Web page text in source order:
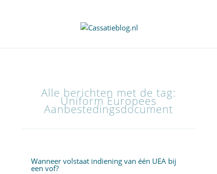
Alle berichten met de tag:
Uniform Europees
Aanbestedingsdocument
Wanneer volstaat indiening van één UEA bij
een vof?